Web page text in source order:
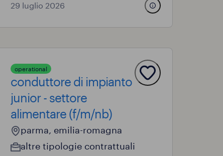
29 luglio 2026
operational
conduttore di impianto
junior - settore
alimentare (f/m/nb)
parma, emilia-romagna
altre tipologie contrattuali